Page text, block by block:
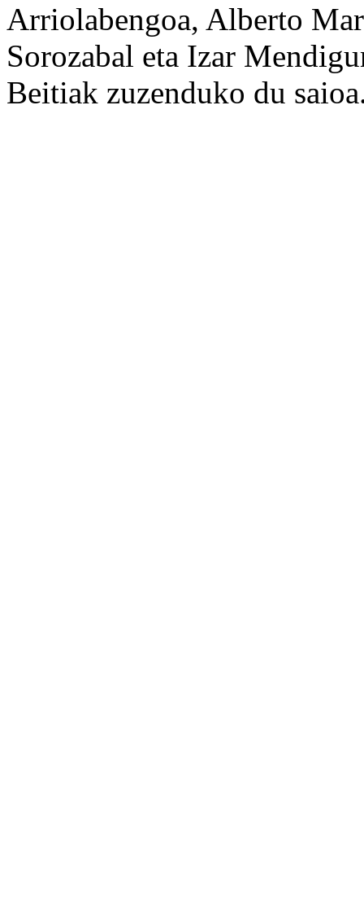
Arriolabengoa, Alberto
Sorozabal eta Izar
Beitiak zuzenduko du